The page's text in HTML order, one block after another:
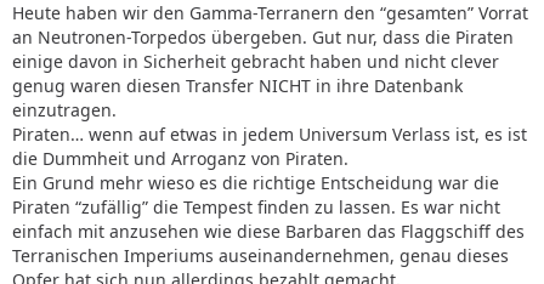
Heute haben wir den Gamma-Terranern den “gesamten” Vorrat
an Neutronen-Torpedos übergeben. Gut nur, dass die Piraten
einige davon in Sicherheit gebracht haben und nicht clever
genug waren diesen Transfer NICHT in ihre Datenbank
einzutragen.
Piraten… wenn auf etwas in jedem Universum Verlass ist, es ist
die Dummheit und Arroganz von Piraten.
Ein Grund mehr wieso es die richtige Entscheidung war die
Piraten “zufällig” die Tempest finden zu lassen. Es war nicht
einfach mit anzusehen wie diese Barbaren das Flaggschiff des
Terranischen Imperiums auseinandernehmen, genau dieses